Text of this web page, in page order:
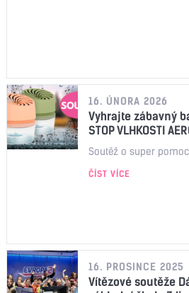
16. ÚNORA 2026
Vyhrajte zábavný
STOP VLHKOSTI
Soutěž o super
ČÍST VÍCE
16. PROSINCE 2025
Vítězové soutěže